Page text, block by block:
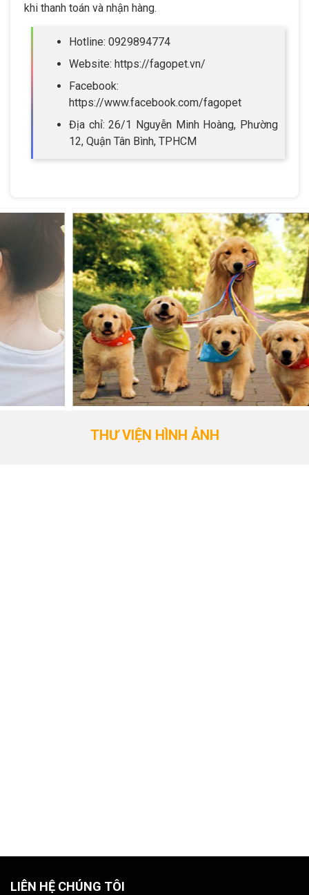
khi thanh toán và nhận hàng.
Hotline: 0929894774
Website: https://fagopet.vn/
Facebook:
https://www.facebook.com/fagopet
Địa chỉ: 26/1 Nguyễn Minh Hoàng, Phường
12, Quận Tân Bình, TPHCM
THƯ VIỆN HÌNH ẢNH
LIÊN HỆ CHÚNG TÔI